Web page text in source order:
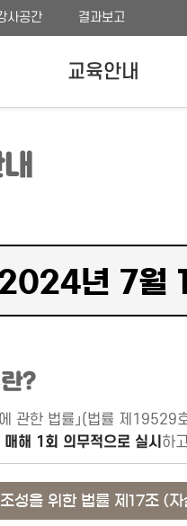
사공간 결과보고
교육안내
년 7월
?
에 관한 법률」(법률 제
해 1회 의무적으로 실시 하
성을 위한 법률 제17조 (